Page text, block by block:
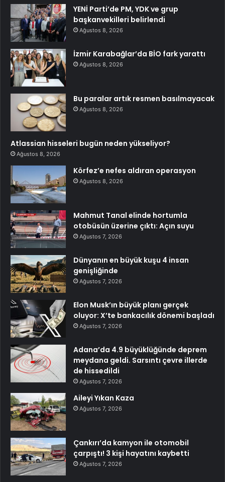
YENİ Parti’de PM, YDK ve grup
başkanvekilleri belirlendi
Ağustos 8, 2026
İzmir Karabağlar’da BİO fark yarattı
Ağustos 8, 2026
Bu paralar artık resmen basılmayacak
Ağustos 8, 2026
Atlassian hisseleri bugün neden yükseliyor?
Ağustos 8, 2026
Körfez’e nefes aldıran operasyon
Ağustos 8, 2026
Mahmut Tanal elinde hortumla
otobüsün üzerine çıktı: Açın suyu
Ağustos 7, 2026
Dünyanın en büyük kuşu 4 insan
genişliğinde
Ağustos 7, 2026
Elon Musk’ın büyük planı gerçek
oluyor: X’te bankacılık dönemi başladı
Ağustos 7, 2026
Adana’da 4.9 büyüklüğünde deprem
meydana geldi. Sarsıntı çevre illerde
de hissedildi
Ağustos 7, 2026
Aileyi Yıkan Kaza
Ağustos 7, 2026
Çankırı’da kamyon ile otomobil
çarpıştı! 3 kişi hayatını kaybetti
Ağustos 7, 2026